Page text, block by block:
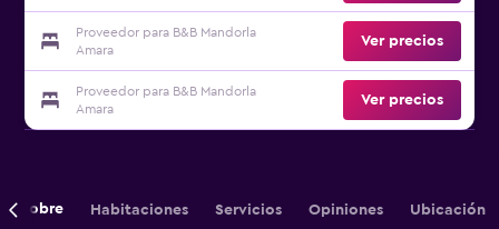
Proveedor para B&B Mandorla
Amara
Ver precios
Proveedor para B&B Mandorla
Amara
Ver precios
Sobre Habitaciones Servicios Opiniones Ubicación